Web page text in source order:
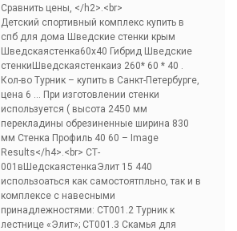
Сравнить цены, </h2>.<br>
Детский спортивный комплекс купить в
спб для дома Шведские стенки крым
Шведскаястенка60х40 Гибрид Шведские
стенкиШведскаястенкаиз 260* 60 * 40 .
Кол-во Турник – купить в Санкт-Петербурге,
цена 6 … При изготовлении стенки
используется ( высота 2450 мм
перекладины обрезиненные ширина 830
мм Стенка Профиль 40 60 – Image
Results</h4>.<br> СТ-
001вШедскаястенкаЭлит 15 440
использоаться как самостоятпльно, так и в
комплексе с навесными
принадлежностями: СТ001.2 Турник к
лестнице «Элит»; СТ001.3 Скамья для